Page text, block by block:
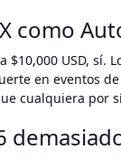
como
$10,000 USD,
en eventos
cualquiera por